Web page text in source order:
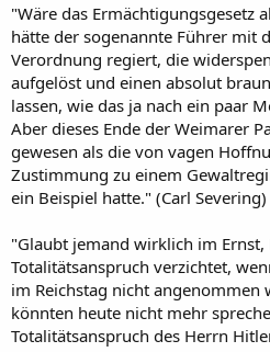
"Wäre das Ermächtigungsgesetz
hätte der sogenannte Führer mit
Verordnung regiert, die
aufgelöst und einen absolut
lassen, wie das ja nach ein paar
Aber dieses Ende der Weimarer
gewesen als die von vagen
Zustimmung zu einem
ein Beispiel hatte." (Carl Severing)
"Glaubt jemand wirklich im
Totalitätsanspruch verzichtet,
im Reichstag nicht angenommen
könnten heute nicht mehr
Totalitätsanspruch des Herrn